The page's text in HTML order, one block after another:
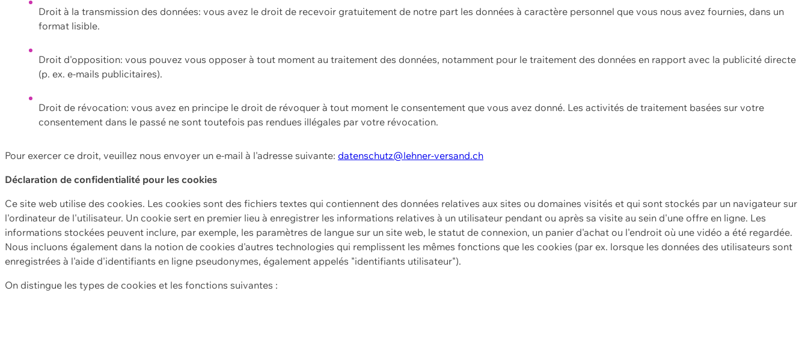
Droit à la transmission des données: vous avez le droit de recevoir gratuitement de notre part les données à caractère personnel que vous nous avez fournies, dans un
format lisible.
Droit d'opposition: vous pouvez vous opposer à tout moment au traitement des données, notamment pour le traitement des données en rapport avec la publicité directe
(p. ex. e-mails publicitaires).
Droit de révocation: vous avez en principe le droit de révoquer à tout moment le consentement que vous avez donné. Les activités de traitement basées sur votre
consentement dans le passé ne sont toutefois pas rendues illégales par votre révocation.
Pour exercer ce droit, veuillez nous envoyer un e-mail à l'adresse suivante: datenschutz@lehner-versand.ch
Déclaration de confidentialité pour les cookies
Ce site web utilise des cookies. Les cookies sont des fichiers textes qui contiennent des données relatives aux sites ou domaines visités et qui sont stockés par un navigateur sur
l'ordinateur de l'utilisateur. Un cookie sert en premier lieu à enregistrer les informations relatives à un utilisateur pendant ou après sa visite au sein d'une offre en ligne. Les
informations stockées peuvent inclure, par exemple, les paramètres de langue sur un site web, le statut de connexion, un panier d'achat ou l'endroit où une vidéo a été regardée.
Nous incluons également dans la notion de cookies d'autres technologies qui remplissent les mêmes fonctions que les cookies (par ex. lorsque les données des utilisateurs sont
enregistrées à l'aide d'identifiants en ligne pseudonymes, également appelés "identifiants utilisateur").
On distingue les types de cookies et les fonctions suivantes :